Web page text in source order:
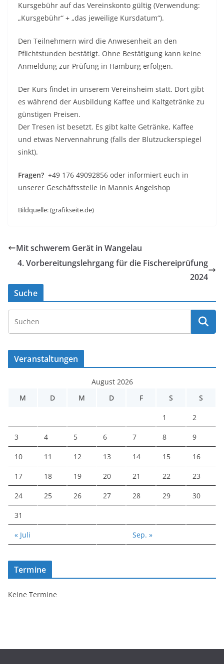
Kursgebühr auf das Vereinskonto gültig (Verwendung:
„Kursgebühr“ + „das jeweilige Kursdatum“).
Den Teilnehmern wird die Anwesenheit an den
Pflichtstunden bestätigt. Ohne Bestätigung kann keine
Anmeldung zur Prüfung in Hamburg erfolgen.
Der Kurs findet in unserem Vereinsheim statt. Dort gibt
es während der Ausbildung Kaffee und Kaltgetränke zu
günstigen Preisen.
Der Tresen ist besetzt. Es gibt kalte Getränke, Kaffee
und etwas Nervennahrung (falls der Blutzuckerspiegel
sinkt).
Fragen? +49 176 49092856 oder informiert euch in
unserer Geschäftsstelle in Mannis Angelshop
Bildquelle: (grafikseite.de)
Mit schwerem Gerät in Wangelau
4. Vorbereitungslehrgang für die Fischereiprüfung
2024
Suche
Veranstaltungen
August 2026
M
D M D F S S
1 2
3 4 5 6 7 8 9
10 11 12 13 14 15 16
17 18 19 20 21 22 23
24 25 26 27 28 29 30
31
« Juli Sep. »
Termine
Keine Termine